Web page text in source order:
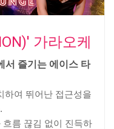
가라오케
서 즐기는 에이스 타
하여 뛰어난 접근성을
흐름 끊김 없이 진득하